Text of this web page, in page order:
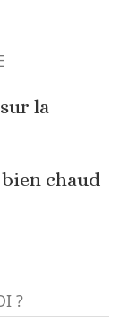
la
chaud
?